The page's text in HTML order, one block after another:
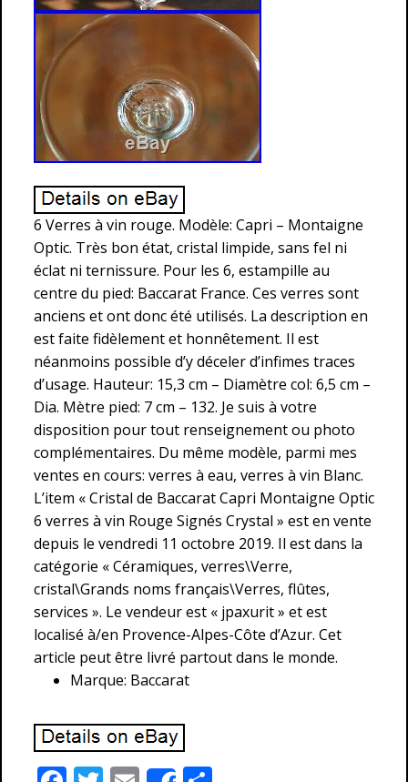
6 Verres à vin rouge. Modèle: Capri – Montaigne
Optic. Très bon état, cristal limpide, sans fel ni
éclat ni ternissure. Pour les 6, estampille au
centre du pied: Baccarat France. Ces verres sont
anciens et ont donc été utilisés. La description en
est faite fidèlement et honnêtement. Il est
néanmoins possible d’y déceler d’infimes traces
d’usage. Hauteur: 15,3 cm – Diamètre col: 6,5 cm –
Dia. Mètre pied: 7 cm – 132. Je suis à votre
disposition pour tout renseignement ou photo
complémentaires. Du même modèle, parmi mes
ventes en cours: verres à eau, verres à vin Blanc.
L’item « Cristal de Baccarat Capri Montaigne Optic
6 verres à vin Rouge Signés Crystal » est en vente
depuis le vendredi 11 octobre 2019. Il est dans la
catégorie « Céramiques, verres\Verre,
cristal\Grands noms français\Verres, flûtes,
services ». Le vendeur est « jpaxurit » et est
localisé à/en Provence-Alpes-Côte d’Azur. Cet
article peut être livré partout dans le monde.
Marque: Baccarat